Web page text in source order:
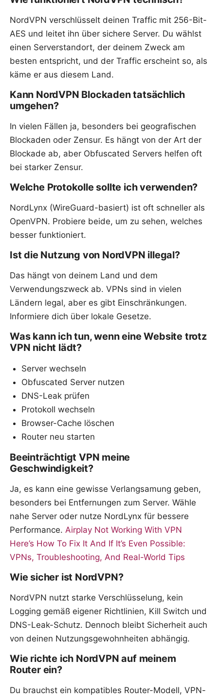
NordVPN verschlüsselt deinen Traffic mit 256-Bit-
AES und leitet ihn über sichere Server. Du wählst
einen Serverstandort, der deinem Zweck am
besten entspricht, und der Traffic erscheint so, als
käme er aus diesem Land.
Kann NordVPN Blockaden tatsächlich
umgehen?
In vielen Fällen ja, besonders bei geografischen
Blockaden oder Zensur. Es hängt von der Art der
Blockade ab, aber Obfuscated Servers helfen oft
bei starker Zensur.
Welche Protokolle sollte ich verwenden?
NordLynx (WireGuard-basiert) ist oft schneller als
OpenVPN. Probiere beide, um zu sehen, welches
besser funktioniert.
Ist die Nutzung von NordVPN illegal?
Das hängt von deinem Land und dem
Verwendungszweck ab. VPNs sind in vielen
Ländern legal, aber es gibt Einschränkungen.
Informiere dich über lokale Gesetze.
Was kann ich tun, wenn eine Website trotz
VPN nicht lädt?
Server wechseln
Obfuscated Server nutzen
DNS-Leak prüfen
Protokoll wechseln
Browser-Cache löschen
Router neu starten
Beeinträchtigt VPN meine
Geschwindigkeit?
Ja, es kann eine gewisse Verlangsamung geben,
besonders bei Entfernungen zum Server. Wähle
nahe Server oder nutze NordLynx für bessere
Performance. Airplay Not Working With VPN
Here’s How To Fix It And If It’s Even Possible:
VPNs, Troubleshooting, And Real-World Tips
Wie sicher ist NordVPN?
NordVPN nutzt starke Verschlüsselung, kein
Logging gemäß eigener Richtlinien, Kill Switch und
DNS-Leak-Schutz. Dennoch bleibt Sicherheit auch
von deinen Nutzungsgewohnheiten abhängig.
Wie richte ich NordVPN auf meinem
Router ein?
Du brauchst ein kompatibles Router-Modell, VPN-